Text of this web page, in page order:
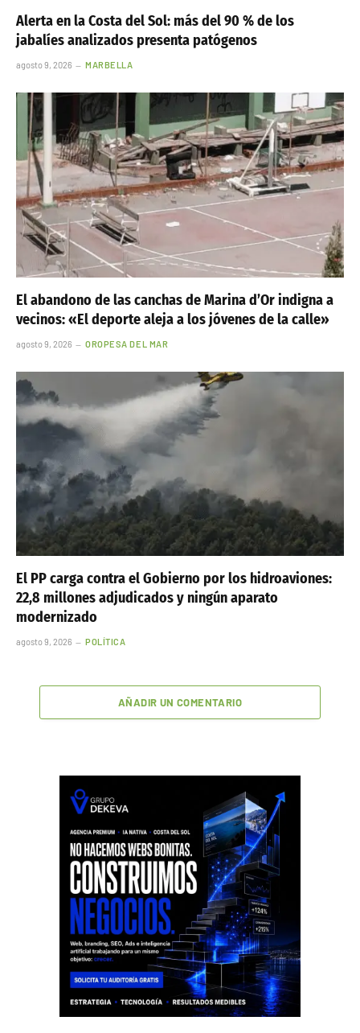
Alerta en la Costa del Sol: más del 90 % de los
jabalíes analizados presenta patógenos
agosto 9, 2026 MARBELLA
El abandono de las canchas de Marina d’Or indigna a
vecinos: «El deporte aleja a los jóvenes de la calle»
agosto 9, 2026 OROPESA DEL MAR
El PP carga contra el Gobierno por los hidroaviones:
22,8 millones adjudicados y ningún aparato
modernizado
agosto 9, 2026 POLÍTICA
AÑADIR UN COMENTARIO